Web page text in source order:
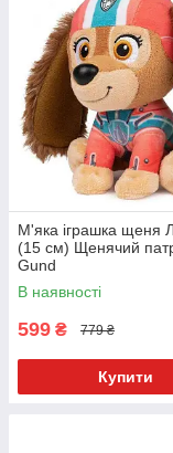
М'яка іграшка щеня
(15 см) Щенячий
Gund
В наявності
599 ₴ 779 ₴
Купити